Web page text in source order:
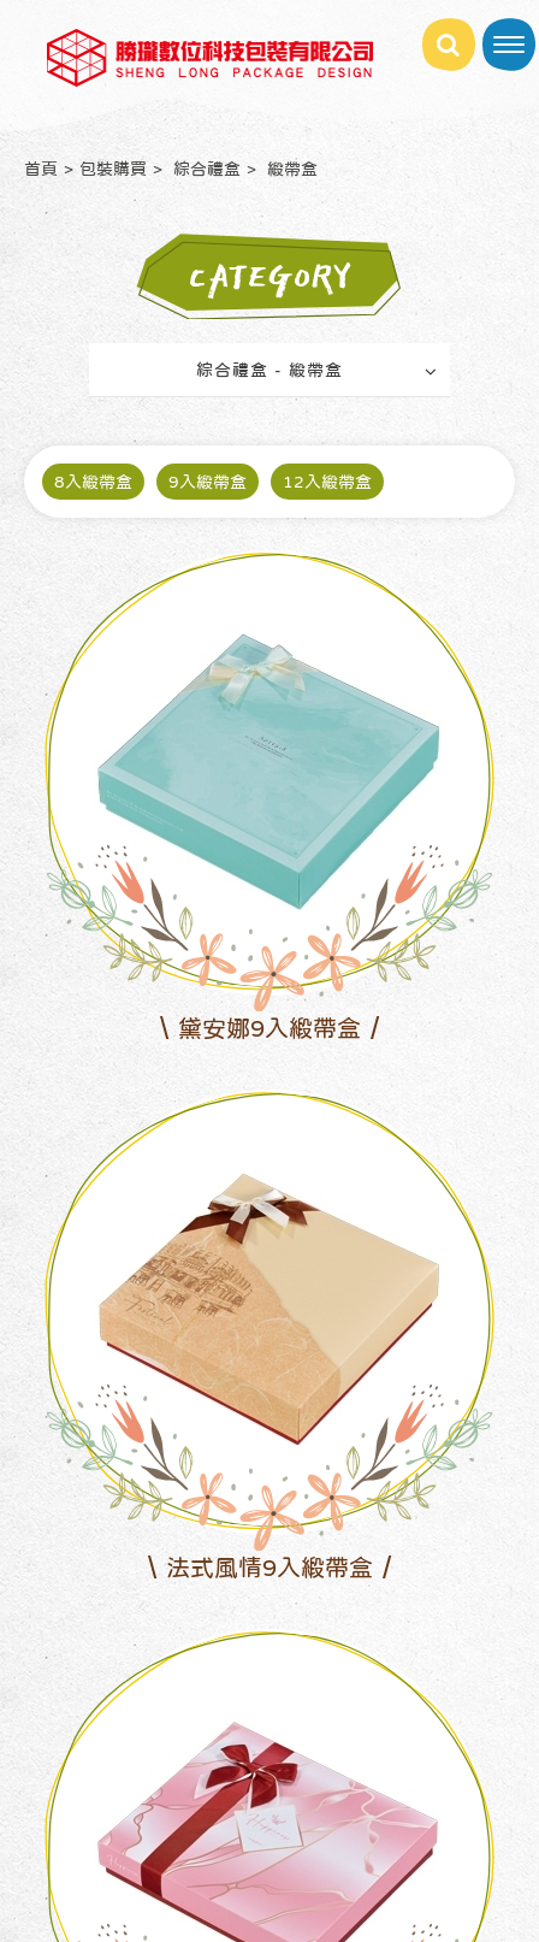
首頁 包裝購買 綜合禮盒 緞帶盒
CATEGORY
綜合禮盒 - 緞帶盒
8入緞帶盒 9入緞帶盒 12入緞帶盒
黛安娜9入緞帶盒
法式風情9入緞帶盒